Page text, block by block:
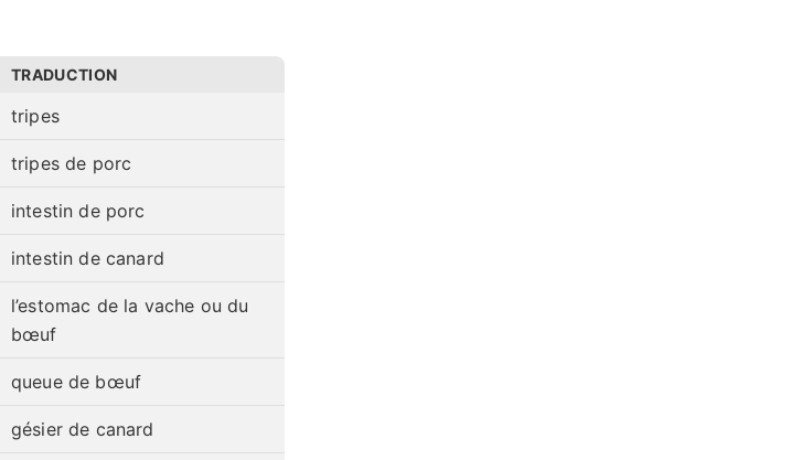
TRADUCTION
tripes
tripes de porc
intestin de porc
intestin de canard
l’estomac de la vache ou du
bœuf
queue de bœuf
gésier de canard